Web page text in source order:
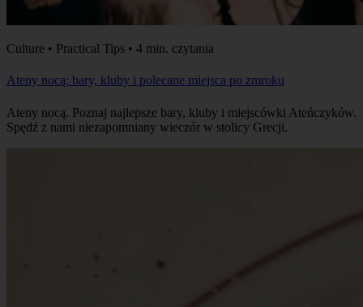
Culture • Practical Tips • 4 min. czytania
Ateny nocą: bary, kluby i polecane miejsca po zmroku
Ateny nocą. Poznaj najlepsze bary, kluby i miejscówki Ateńczyków.
Spędź z nami niezapomniany wieczór w stolicy Grecji.